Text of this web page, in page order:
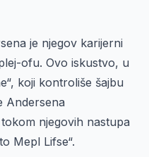
je njegov karijerni
ofu. Ovo iskustvo, u
koji kontroliše šajbu
Andersena
njegovih nastupa
Mepl Lifse“.